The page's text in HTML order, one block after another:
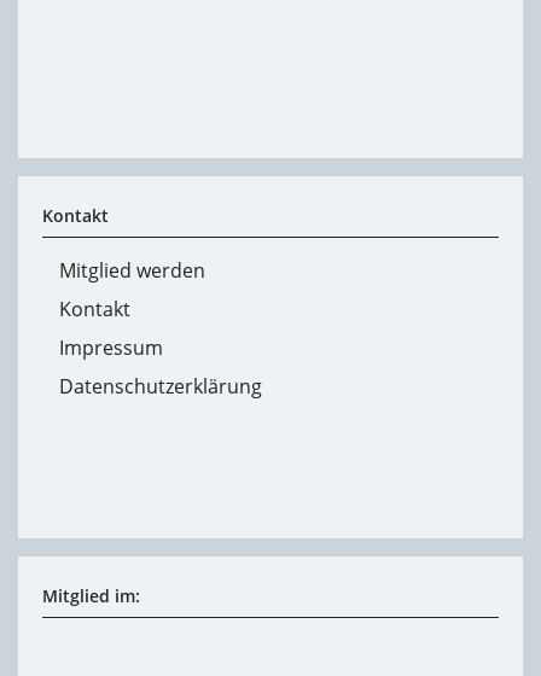
Kontakt
Mitglied werden
Kontakt
Impressum
Datenschutzerklärung
Mitglied im: